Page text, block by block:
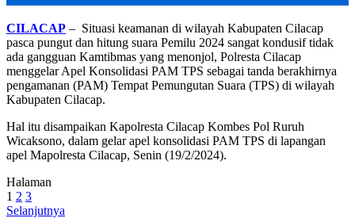
CILACAP – Situasi keamanan di wilayah Kabupaten Cilacap
pasca pungut dan hitung suara Pemilu 2024 sangat kondusif tidak
ada gangguan Kamtibmas yang menonjol, Polresta Cilacap
menggelar Apel Konsolidasi PAM TPS sebagai tanda berakhirnya
pengamanan (PAM) Tempat Pemungutan Suara (TPS) di wilayah
Kabupaten Cilacap.
Hal itu disampaikan Kapolresta Cilacap Kombes Pol Ruruh
Wicaksono, dalam gelar apel konsolidasi PAM TPS di lapangan
apel Mapolresta Cilacap, Senin (19/2/2024).
Halaman
1 2 3
Selanjutnya